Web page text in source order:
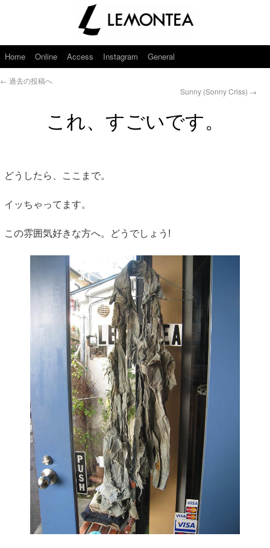
Home Online Access Instagram General
← 過去の投稿へ
Sunny (Sonny Criss) →
これ、すごいです。
どうしたら、ここまで。
イッちゃってます。
この雰囲気好きな方へ。どうでしょう!